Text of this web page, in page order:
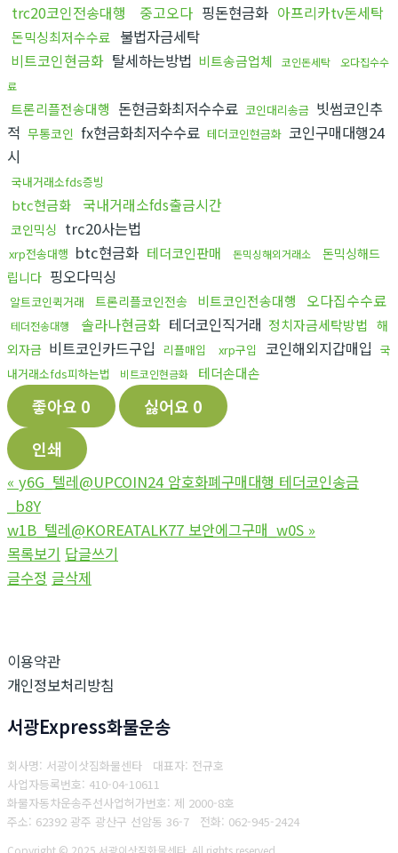
trc20코인전송대행
중고오다 핑돈현금화 아프리카tv돈세탁
돈믹싱최저수수료 불법자금세탁
비트코인현금화 탈세하는방법 비트송금업체 코인돈세탁
오다집수수
료
트론리플전송대행 돈현금화최저수수료 코인대리송금 빗썸코인추
적 무통코인 fx현금화최저수수료 테더코인현금화 코인구매대행24
시
국내거래소fds증빙
btc현금화 국내거래소fds출금시간
코인믹싱 trc20사는법
xrp전송대행 btc현금화 테더코인판매 돈믹싱해외거래소
돈믹싱해드
립니다 핑오다믹싱
알트코인퀵거래 트론리플코인전송 비트코인전송대행 오다집수수료
테더전송대행 솔라나현금화 테더코인직거래 정치자금세탁방법 해
외자금 비트코인카드구입 리플매입 xrp구입 코인해외지갑매입 국
내거래소fds피하는법
비트코인현금화 테더손대손
좋아요 0 싫어요 0
인쇄
« y6G_텔레@UPCOIN24 암호화폐구매대행 테더코인송금
_b8Y
w1B_텔레@KOREATALK77 보안에그구매_w0S »
목록보기 답글쓰기
글수정 글삭제
이용약관
개인정보처리방침
서광Express화물운송
회사명: 서광이삿짐화물센타 대표자: 전규호
사업자등록번호: 410-04-10611
화물자동차운송주선사업허가번호: 제 2000-8호
주소: 62392 광주 광산구 선암동 36-7 전화: 062-945-2424
Copyright © 2025 서광이삿짐화물센타. All rights reserved.